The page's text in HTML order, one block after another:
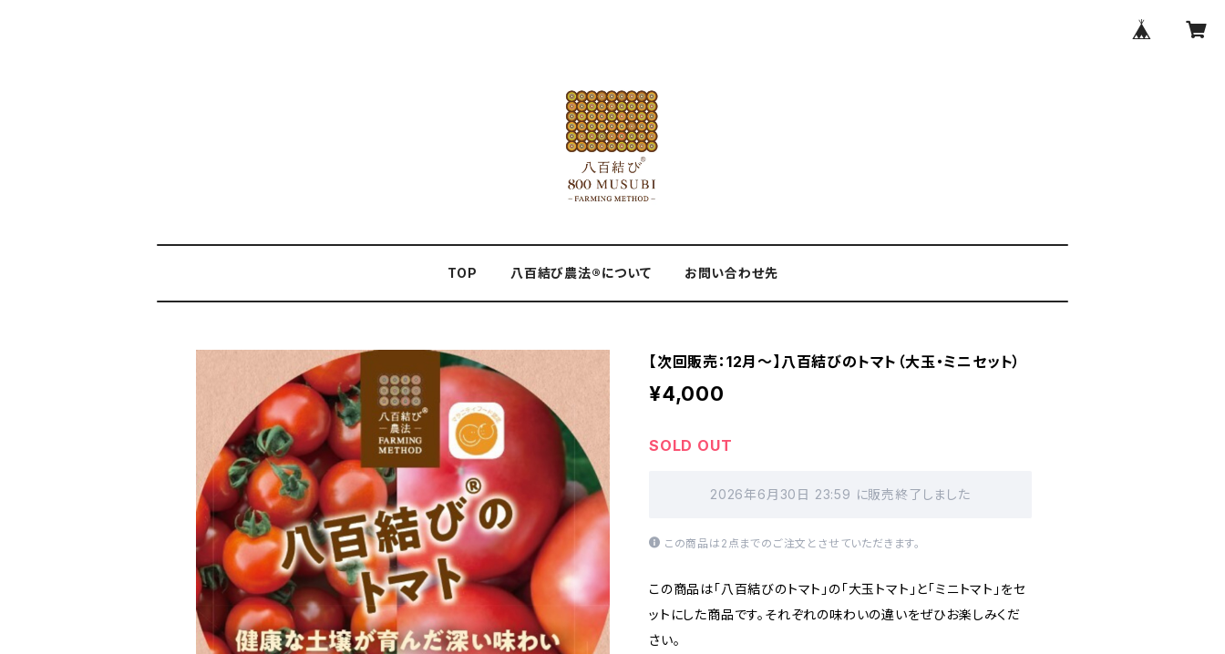
TOP 八百結び農法®︎について お問い合わせ先
【次回販売：12月～】八百結びのトマト（大玉・ミニセット）
¥4,000
SOLD OUT
2026年6月30日 23:59 に販売終了しました
この商品は2点までのご注文とさせていただきます。
この商品は「八百結びのトマト」の「大玉トマト」と「ミニトマト」をセ
ットにした商品です。それぞれの味わいの違いをぜひお楽しみくだ
さい。